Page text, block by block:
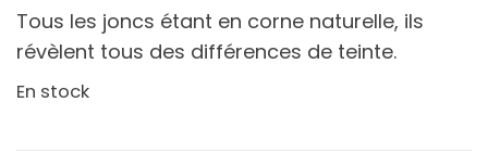
€19.00.€9.50.
Tous les joncs étant en corne naturelle, ils
révèlent tous des différences de teinte.
En stock